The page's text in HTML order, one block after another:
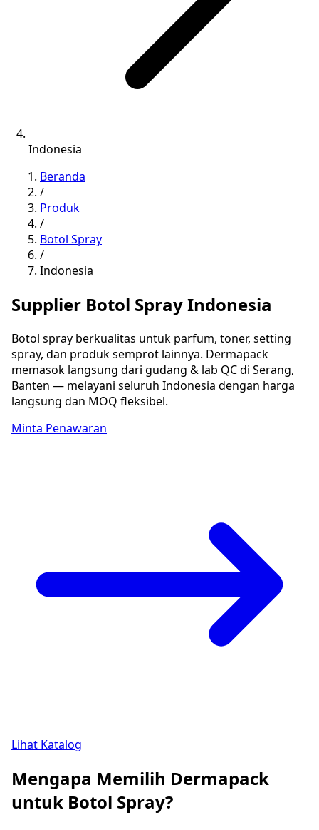
Indonesia
Beranda
/
Produk
/
Botol Spray
/
Indonesia
Supplier Botol Spray Indonesia
Botol spray berkualitas untuk parfum, toner, setting
spray, dan produk semprot lainnya. Dermapack
memasok langsung dari gudang & lab QC di Serang,
Banten — melayani seluruh Indonesia dengan harga
langsung dan MOQ fleksibel.
Minta Penawaran
Lihat Katalog
Mengapa Memilih Dermapack
untuk Botol Spray?